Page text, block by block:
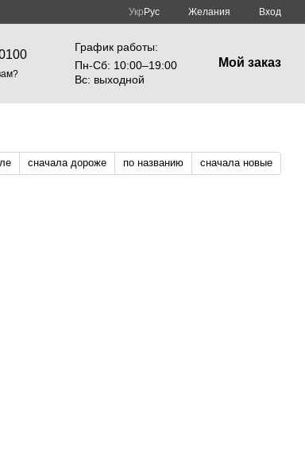
Укр Рус Желания Вход
График работы:
Пн-Cб: 10:00–19:00
Вс: выходной
Мой заказ
сначала дороже по названию сначала новые